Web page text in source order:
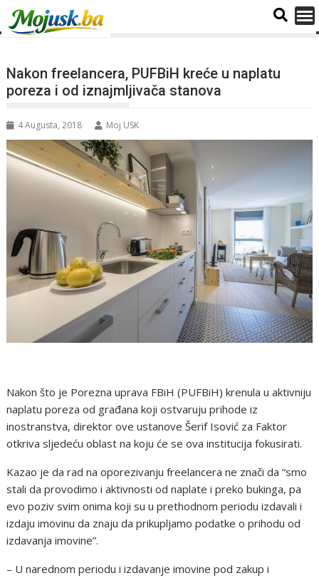
Nakon freelancera, PUFBiH kreće u naplatu
poreza i od iznajmljivača stanova
4 Augusta, 2018 Moj USK
Nakon što je Porezna uprava FBiH (PUFBiH) krenula u aktivniju
naplatu poreza od građana koji ostvaruju prihode iz
inostranstva, direktor ove ustanove Šerif Isović za Faktor
otkriva sljedeću oblast na koju će se ova institucija fokusirati.
Kazao je da rad na oporezivanju freelancera ne znači da “smo
stali da provodimo i aktivnosti od naplate i preko bukinga, pa
evo poziv svim onima koji su u prethodnom periodu izdavali i
izdaju imovinu da znaju da prikupljamo podatke o prihodu od
izdavanja imovine”.
– U narednom periodu i izdavanje imovine pod zakup i